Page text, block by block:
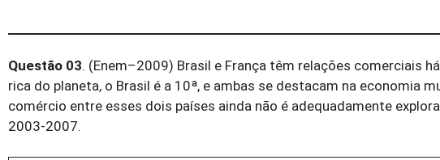
Questão 03. (Enem–2009) Brasil e França têm relações comerciais
rica do planeta, o Brasil é a 10ª, e ambas se destacam na economia
comércio entre esses dois países ainda não é adequadamente
2003-2007.